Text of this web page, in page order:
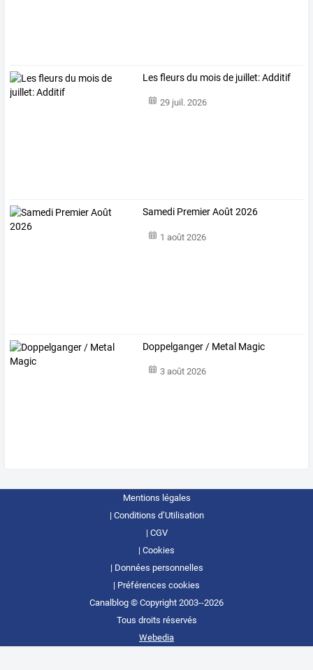
Les fleurs du mois de juillet: Additif
29 juil. 2026
Samedi Premier Août 2026
1 août 2026
Doppelganger / Metal Magic
3 août 2026
Mentions légales
Conditions d’Utilisation
CGV
Cookies
Données personnelles
Préférences cookies
Canalblog © Copyright 2003--2026
Tous droits réservés
Webedia